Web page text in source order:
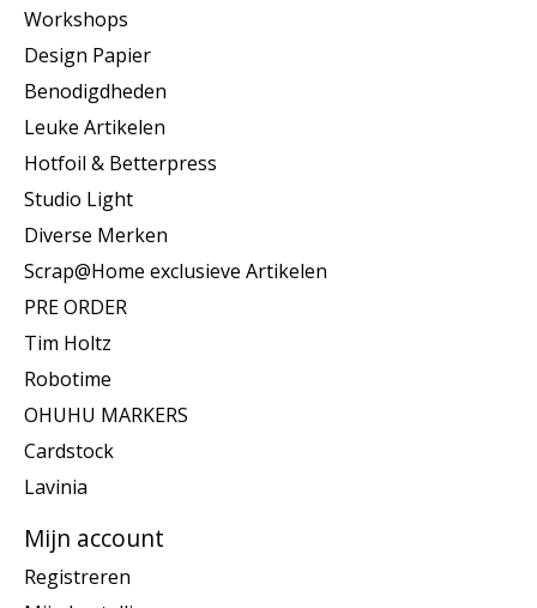
Workshops
Design Papier
Benodigdheden
Leuke Artikelen
Hotfoil & Betterpress
Studio Light
Diverse Merken
Scrap@Home exclusieve Artikelen
PRE ORDER
Tim Holtz
Robotime
OHUHU MARKERS
Cardstock
Lavinia
Mijn account
Registreren